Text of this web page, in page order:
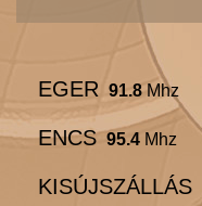
EGER 91.8 Mhz
ENCS 95.4 Mhz
KISÚJSZÁLLÁS